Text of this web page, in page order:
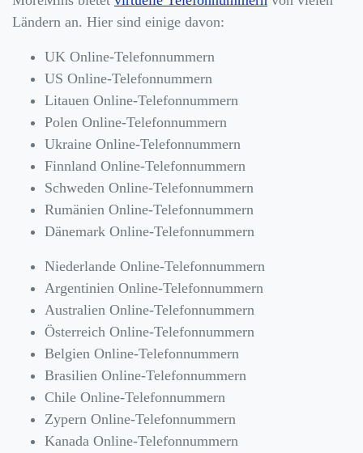
Ländern an. Hier sind einige davon:
UK Online-Telefonnummern
US Online-Telefonnummern
Litauen Online-Telefonnummern
Polen Online-Telefonnummern
Ukraine Online-Telefonnummern
Finnland Online-Telefonnummern
Schweden Online-Telefonnummern
Rumänien Online-Telefonnummern
Dänemark Online-Telefonnummern
Niederlande Online-Telefonnummern
Argentinien Online-Telefonnummern
Australien Online-Telefonnummern
Österreich Online-Telefonnummern
Belgien Online-Telefonnummern
Brasilien Online-Telefonnummern
Chile Online-Telefonnummern
Zypern Online-Telefonnummern
Kanada Online-Telefonnummern